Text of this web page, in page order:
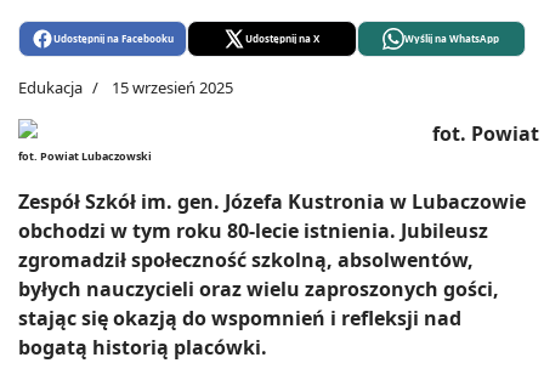
Udostępnij na Facebooku Udostępnij na X Wyślij na WhatsApp
Edukacja 15 wrzesień 2025
fot. Powiat Lubaczowski
Zespół Szkół im. gen. Józefa Kustronia w Lubaczowie
obchodzi w tym roku 80-lecie istnienia. Jubileusz
zgromadził społeczność szkolną, absolwentów,
byłych nauczycieli oraz wielu zaproszonych gości,
stając się okazją do wspomnień i refleksji nad
bogatą historią placówki.